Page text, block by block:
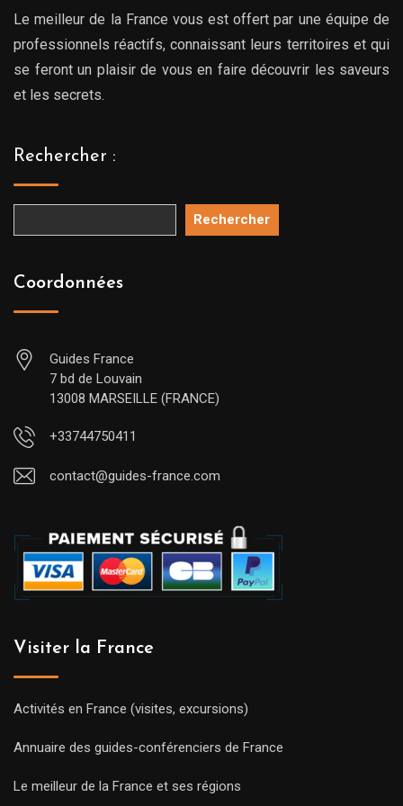
Le meilleur de la France vous est offert par une équipe de
professionnels réactifs, connaissant leurs territoires et qui
se feront un plaisir de vous en faire découvrir les saveurs
et les secrets.
Rechercher :
Rechercher
Coordonnées
Guides France
7 bd de Louvain
13008 MARSEILLE (FRANCE)
+33744750411
contact@guides-france.com
Visiter la France
Activités en France (visites, excursions)
Annuaire des guides-conférenciers de France
Le meilleur de la France et ses régions